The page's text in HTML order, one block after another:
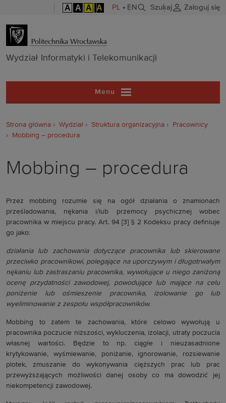
A A A A PL • EN Szukaj Zaloguj się
Wydział
Wydział Informatyki i Telekomunikacji
Menu
Strona główna Wydział Struktura organizacyjna
Pracownicy
Mobbing – procedura
Mobbing – procedura
Przez mobbing rozumie się na ogół działania o znamionach
prześladowania, nękania i/lub przemocy psychicznej wobec
pracownika w miejscu pracy. Art. 94 [3] § 2 Kodeksu pracy definiuje
go jako:
działania lub zachowania dotyczące pracownika lub skierowane
przeciwko pracownikowi, polegające na uporczywym i długotrwałym
nękaniu lub zastraszaniu pracownika, wywołujące u niego zaniżoną
ocenę przydatności zawodowej, powodujące lub mające na celu
poniżenie lub ośmieszenie pracownika, izolowanie go lub
wyeliminowanie z zespołu współpracowników.
Mobbing to zatem te zachowania, które celowo wywołują u
pracownika poczucie niższości, wykluczenia, izolacji, utraty poczucia
własnej wartości. Będzie to np. ciągłe i nieuzasadnione
krytykowanie, wyśmiewanie, poniżanie, ignorowanie, rozsiewanie
plotek, zmuszanie do wykonywania cięższych prac lub prac
przewyższających możliwości danej osoby co ma dowodzić jej
niekompetencji zawodowej.